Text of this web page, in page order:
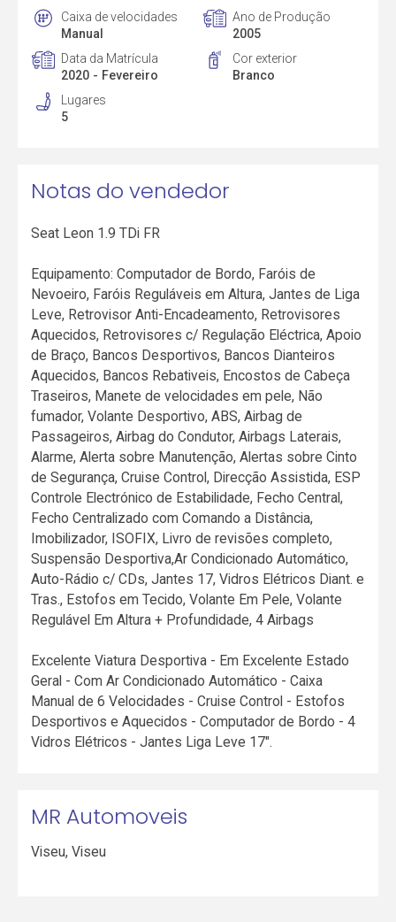
Caixa de velocidades
Manual
Ano de Produção
2005
Data da Matrícula
2020 - Fevereiro
Cor exterior
Branco
Lugares
5
Notas do vendedor
Seat Leon 1.9 TDi FR
Equipamento: Computador de Bordo, Faróis de
Nevoeiro, Faróis Reguláveis em Altura, Jantes de Liga
Leve, Retrovisor Anti-Encadeamento, Retrovisores
Aquecidos, Retrovisores c/ Regulação Eléctrica, Apoio
de Braço, Bancos Desportivos, Bancos Dianteiros
Aquecidos, Bancos Rebativeis, Encostos de Cabeça
Traseiros, Manete de velocidades em pele, Não
fumador, Volante Desportivo, ABS, Airbag de
Passageiros, Airbag do Condutor, Airbags Laterais,
Alarme, Alerta sobre Manutenção, Alertas sobre Cinto
de Segurança, Cruise Control, Direcção Assistida, ESP
Controle Electrónico de Estabilidade, Fecho Central,
Fecho Centralizado com Comando a Distância,
Imobilizador, ISOFIX, Livro de revisões completo,
Suspensão Desportiva,Ar Condicionado Automático,
Auto-Rádio c/ CDs, Jantes 17, Vidros Elétricos Diant. e
Tras., Estofos em Tecido, Volante Em Pele, Volante
Regulável Em Altura + Profundidade, 4 Airbags
Excelente Viatura Desportiva - Em Excelente Estado
Geral - Com Ar Condicionado Automático - Caixa
Manual de 6 Velocidades - Cruise Control - Estofos
Desportivos e Aquecidos - Computador de Bordo - 4
Vidros Elétricos - Jantes Liga Leve 17".
MR Automoveis
Viseu,Viseu